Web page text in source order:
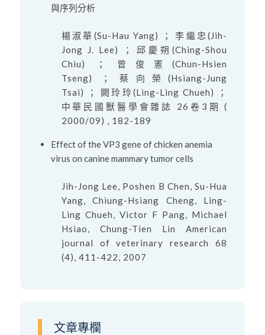
與序列分析
楊淑華(Su-Hau Yang) ； 李繼忠(Jih-
Jong J. Lee) ； 邱慶朔(Ching-Shou
Chiu) ； 曾俊憲(Chun-Hsien
Tseng) ； 蔡向榮(Hsiang-Jung
Tsai) ； 闕玲玲(Ling-Ling Chueh) ；
中華民國獸醫學會雜誌 26卷3期 (
2000/09) , 182-189
Effect of the VP3 gene of chicken anemia
virus on canine mammary tumor cells
Jih-Jong Lee, Poshen B Chen, Su-Hua
Yang, Chiung-Hsiang Cheng, Ling-
Ling Chueh, Victor F Pang, Michael
Hsiao, Chung-Tien Lin American
journal of veterinary research 68
(4), 411-422, 2007
文章專欄